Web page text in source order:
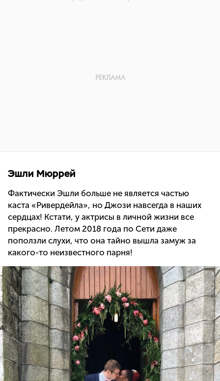
Эшли Мюррей
Фактически Эшли больше не является частью
каста «Ривердейла», но Джози навсегда в наших
сердцах! Кстати, у актрисы в личной жизни все
прекрасно. Летом 2018 года по Сети даже
поползли слухи, что она тайно вышла замуж за
какого-то неизвестного парня!